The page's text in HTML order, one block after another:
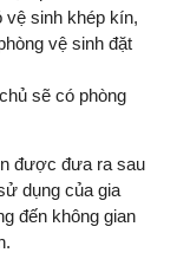
vệ sinh khép kín,
vệ sinh đặt
sẽ có phòng
được đưa ra sau
dụng của gia
đến không gian